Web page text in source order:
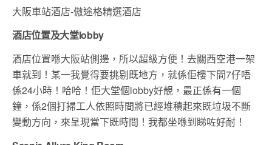
大阪車站酒店-傲途格精選酒店
酒店位置及大堂lobby
酒店位置喺大阪站側邊，所以超級方便！去關西空港一架
車就到！某一我覺得要挑剔既地方，就係佢樓下間7仔唔
係24小時！哈哈！佢大堂個lobby好靚，最正係有一個
鐘，係2個打掃工人依照時間將已經堆積起來既垃圾不斷
變動方向，來呈現當下既時間！我都坐喺到睇咗好耐！